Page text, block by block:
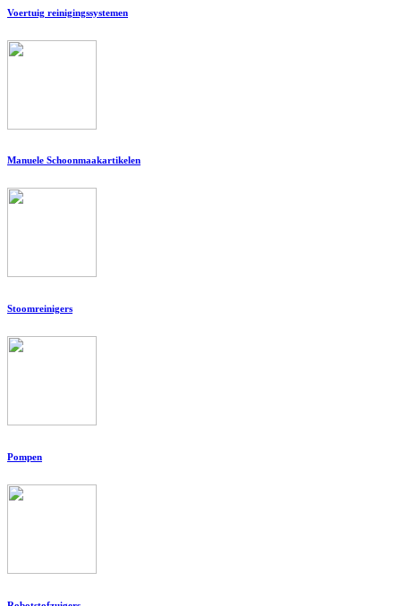
Voertuig reinigingssystemen
Manuele Schoonmaakartikelen
Stoomreinigers
Pompen